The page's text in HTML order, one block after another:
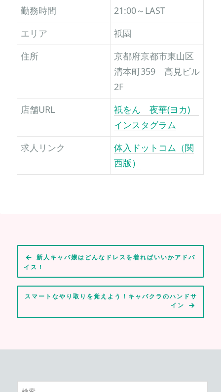
勤務時間
21:00～LAST
エリア
祇園
住所
京都府京都市東山区
清本町359 高見ビル
2F
店舗URL
祇をん 夜華(ヨカ)
インスタグラム
求人リンク
体入ドットコム（関
西版）
投
稿
ナ
ビ
ゲ
新人キャバ嬢はどんなドレスを着ればいいかアドバ
イス！
スマートなやり取りを覚えよう！キャバクラのハンドサ
イン
検